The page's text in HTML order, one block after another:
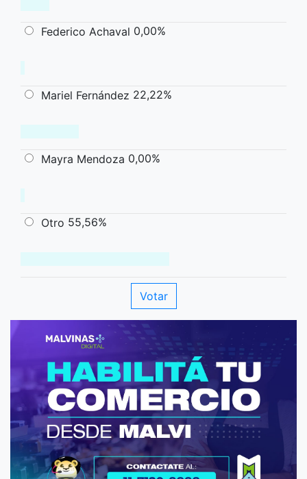
Federico Achaval 0,00%
Mariel Fernández 22,22%
Mayra Mendoza 0,00%
Otro 55,56%